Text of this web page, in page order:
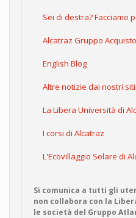
Sei di destra? Facciamo
Alcatraz Gruppo
English Blog
Altre notizie dai nostri siti
La Libera Università di
I corsi di Alcatraz
L'Ecovillaggio Solare di
Si comunica a tutti gli
non collabora con la
le società del Gruppo